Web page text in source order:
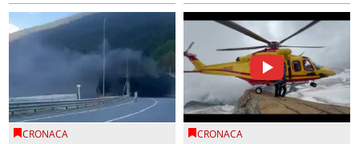
CRONACA CRONACA